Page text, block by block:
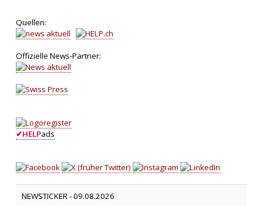
Quellen:
Offizielle News-Partner:
✔HELPads
NEWSTICKER -09.08.2026